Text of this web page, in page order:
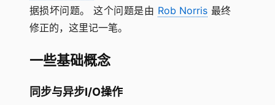
据损坏问题。 这个问题是由 Rob Norris 最终
修正的，这里记一笔。
一些基础概念
同步与异步I/O操作